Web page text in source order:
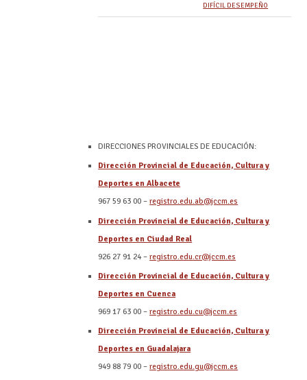
DIFÍCIL DESEMPEÑO
DIRECCIONES PROVINCIALES DE EDUCACIÓN:
Dirección Provincial de Educación, Cultura y
Deportes en Albacete
967 59 63 00 –registro.edu.ab@jccm.es
Dirección Provincial de Educación, Cultura y
Deportes en Ciudad Real
926 27 91 24 –registro.edu.cr@jccm.es
Dirección Provincial de Educación, Cultura y
Deportes en Cuenca
969 17 63 00 –registro.edu.cu@jccm.es
Dirección Provincial de Educación, Cultura y
Deportes en Guadalajara
949 88 79 00 –registro.edu.gu@jccm.es